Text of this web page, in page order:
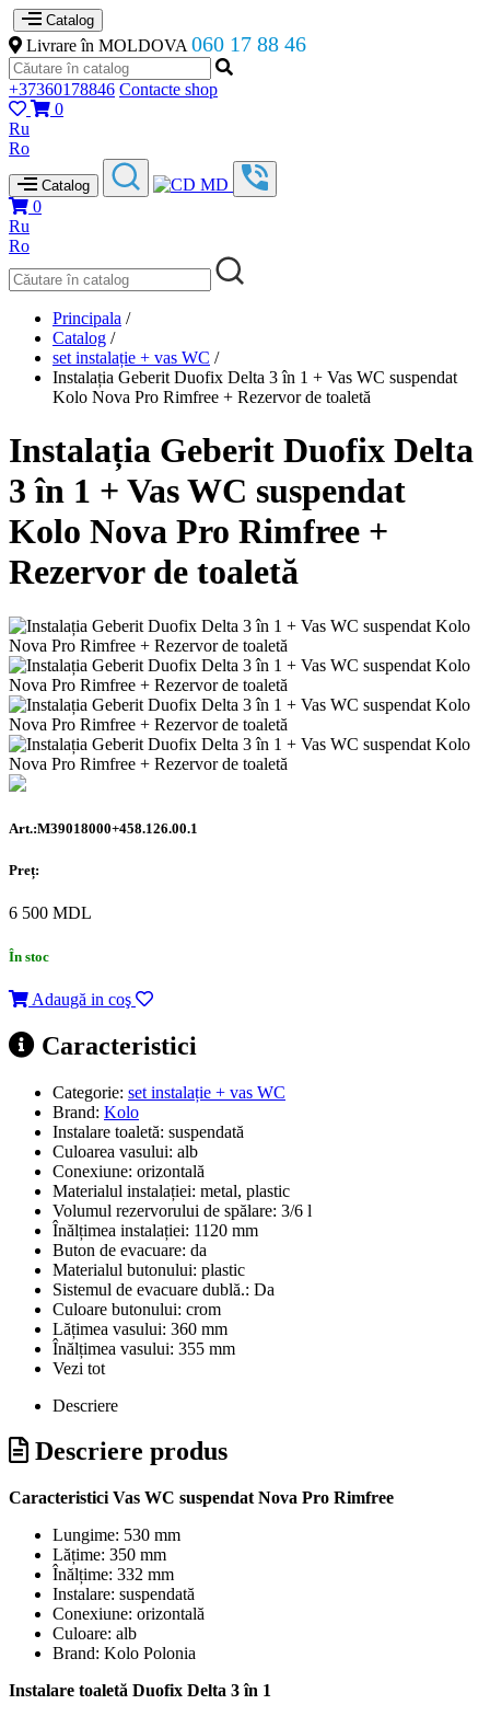
Catalog
Livrare în MOLDOVA 060 17 88 46
+37360178846 Contacte shop
0
Ru
Ro
Catalog
0
Ru
Ro
Principala /
Catalog /
set instalație + vas WC /
Instalația Geberit Duofix Delta 3 în 1 + Vas WC suspendat
Kolo Nova Pro Rimfree + Rezervor de toaletă
Instalația Geberit Duofix Delta
3 în 1 + Vas WC suspendat
Kolo Nova Pro Rimfree +
Rezervor de toaletă
Art.:M39018000+458.126.00.1
Preț:
6 500 MDL
În stoc
Adaugă in coş
Caracteristici
Categorie: set instalație + vas WC
Brand: Kolo
Instalare toaletă: suspendată
Culoarea vasului: alb
Conexiune: orizontală
Materialul instalației: metal, plastic
Volumul rezervorului de spălare: 3/6 l
Înălțimea instalației: 1120 mm
Buton de evacuare: da
Materialul butonului: plastic
Sistemul de evacuare dublă.: Da
Culoare butonului: crom
Lățimea vasului: 360 mm
Înălțimea vasului: 355 mm
Vezi tot
Descriere
Descriere produs
Caracteristici Vas WC suspendat Nova Pro Rimfree
Lungime: 530 mm
Lățime: 350 mm
Înălțime: 332 mm
Instalare: suspendată
Conexiune: orizontală
Culoare: alb
Brand: Kolo Polonia
Instalare toaletă Duofix Delta 3 în 1